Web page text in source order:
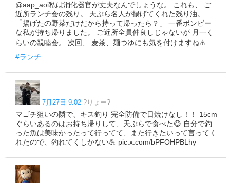
@aap_aoi私は消化器官が丈夫なんでしょうな。 これも、 ご
近所ランチ会の残り。 天ぷら名人が揚げてくれた残り油。
「揚げたの野菜だけだから持って帰ったら？」 一番ボンビー
な私が持ち帰りました。 ご近所全員仲良しじゃないが 月一く
らいの親睦会。 次回、 麦茶、麺つゆにも気を付けますね⚠️
#ランチ
7月27日 9:02 ?りょー?
マゴチ狙いの隣で、キス釣り 完全防備で日焼けなし！！ 15cm
ぐらいあるのはお持ち帰りして、天ぷらで食べた😋 自分で釣
った魚は美味かったって行ってて、また行きたいって言ってく
れたので、釣れてくしかない💪 pic.x.com/bPFOHPBLhy